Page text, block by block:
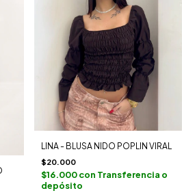
LINA - BLUSA NIDO POPLIN VIRAL
$20.000
$16.000con Transferencia o
depósito